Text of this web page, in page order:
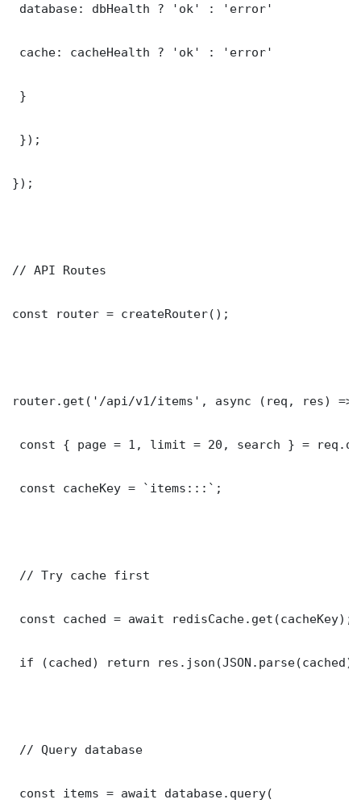
database: dbHealth ? 'ok' : 'error'
cache: cacheHealth ? 'ok' : 'error'
}
});
});
// API Routes
const router = createRouter();
router.get('/api/v1/items', async (req, res) =>
const { page = 1, limit = 20, search } =
const cacheKey = `items:::`;
// Try cache first
const cached = await redisCache.get(cacheKey);
if (cached) return
// Query database
const items = await database.query(